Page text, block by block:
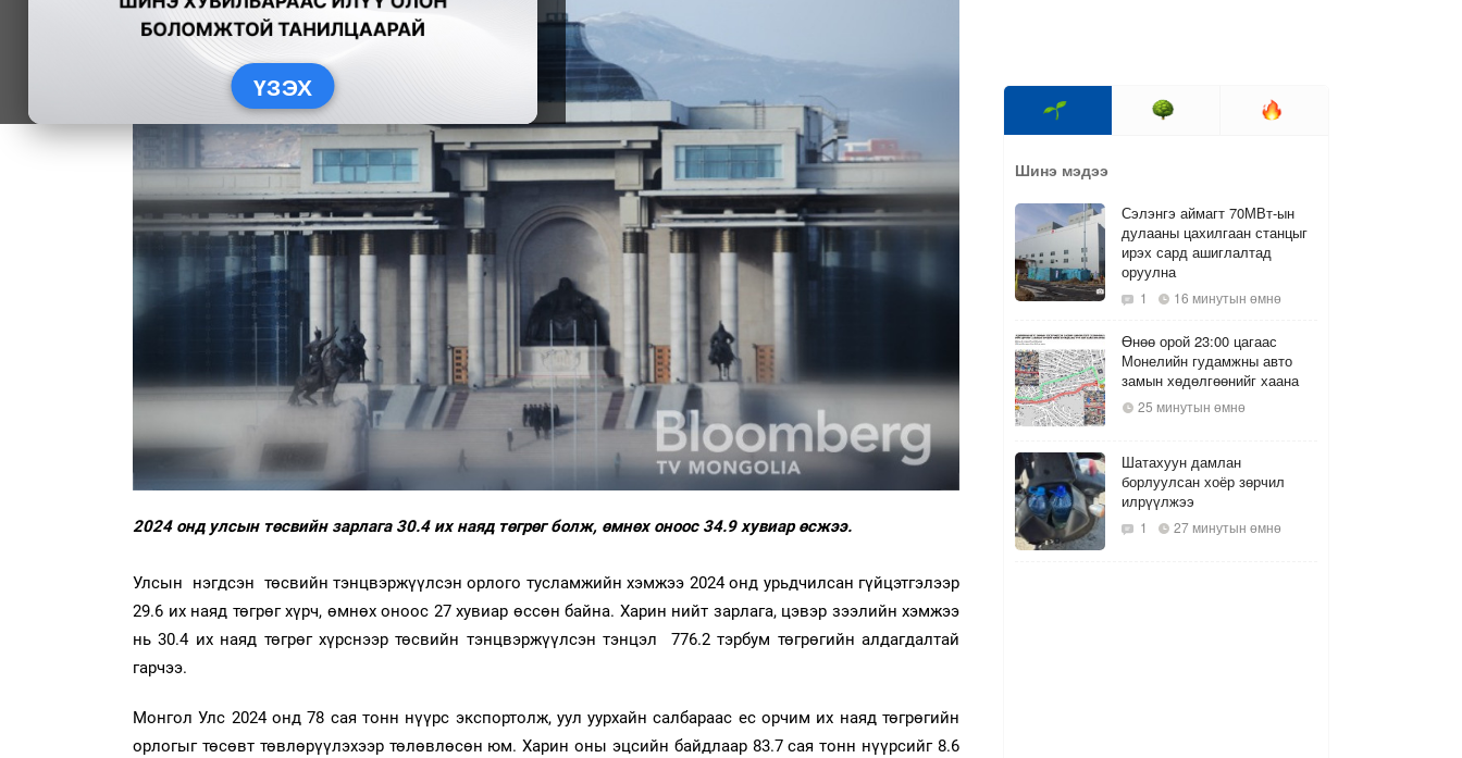
ҮЗЭХ
2024 онд улсын төсвийн зарлага 30.4 их наяд төгрөг болж, өмнөх оноос 34.9 хувиар өсжээ.
Улсын нэгдсэн төсвийн тэнцвэржүүлсэн орлого тусламжийн хэмжээ 2024 онд урьдчилсан гүйцэтгэлээр
29.6 их наяд төгрөг хүрч, өмнөх оноос 27 хувиар өссөн байна. Харин нийт зарлага, цэвэр зээлийн хэмжээ
нь 30.4 их наяд төгрөг хүрснээр төсвийн тэнцвэржүүлсэн тэнцэл 776.2 тэрбум төгрөгийн алдагдалтай
гарчээ.
Монгол Улс 2024 онд 78 сая тонн нүүрс экспортолж, уул уурхайн салбараас ес орчим их наяд төгрөгийн
орлогыг төсөвт төвлөрүүлэхээр төлөвлөсөн юм. Харин оны эцсийн байдлаар 83.7 сая тонн нүүрсийг 8.6
Шинэ мэдээ
Сэлэнгэ аймагт 70МВт-ын
дулааны цахилгаан станцыг
ирэх сард ашиглалтад
оруулна
1 16 минутын өмнө
Өнөө орой 23:00 цагаас
Монелийн гудамжны авто
замын хөдөлгөөнийг хаана
25 минутын өмнө
Шатахуун дамлан
борлуулсан хоёр зөрчил
илрүүлжээ
1 27 минутын өмнө